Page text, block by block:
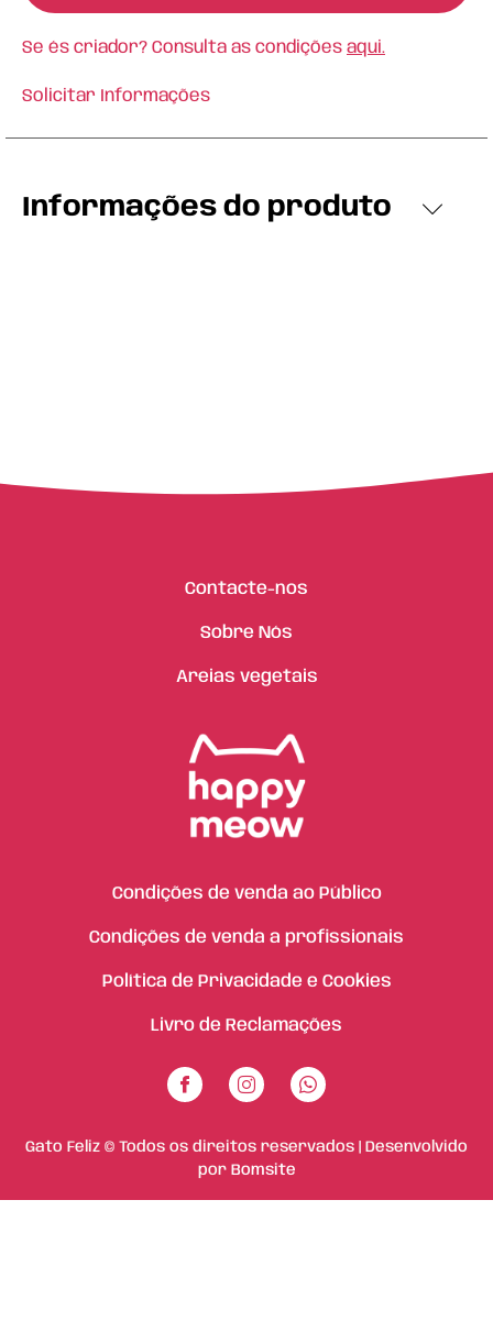
Se és criador? Consulta as condições aqui.
Solicitar Informações
Informações do produto
Contacte-nos
Sobre Nós
Areias vegetais
Condições de venda ao Público
Condições de venda a profissionais
Política de Privacidade e Cookies
Livro de Reclamações
Gato Feliz © Todos os direitos reservados | Desenvolvido
por Bomsite